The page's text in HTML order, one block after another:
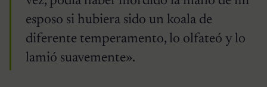
esposo si hubiera sido un koala de
diferente temperamento, lo olfateó y lo
lamió suavemente».